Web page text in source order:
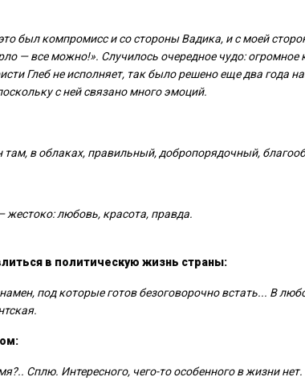
был компромисс и со стороны Вадика, и с моей
— все можно!». Случилось очередное чудо: огромное
Глеб не исполняет, так было решено еще два года
с ней связано много эмоций.
там, в облаках, правильный, добропорядочный,
жестоко: любовь, красота, правда.
в политическую жизнь страны:
под которые готов безоговорочно встать... В
Сплю. Интересного, чего-то особенного в жизни нет.